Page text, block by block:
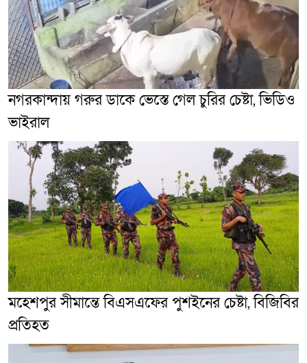
নগরকান্দায় গরুর ডাকে ভেস্তে গেল চুরির চেষ্টা, ভিডিও
ভাইরাল
মহেশপুর সীমান্তে বিএসএফের পুশইনের চেষ্টা, বিজিবির
প্রতিহত